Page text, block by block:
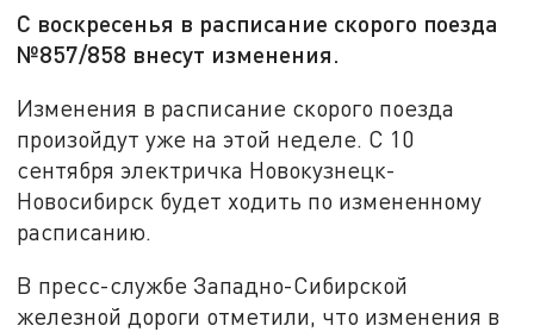
С воскресенья в расписание скорого поезда
№857/858 внесут изменения.
Изменения в расписание скорого поезда
произойдут уже на этой неделе. С 10
сентября электричка Новокузнецк-
Новосибирск будет ходить по измененному
расписанию.
В пресс-службе Западно-Сибирской
железной дороги отметили, что изменения в